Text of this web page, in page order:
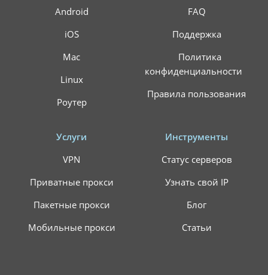
Android
iOS
Mac
Linux
Роутер
FAQ
Поддержка
Политика
конфиденциальности
Правила пользования
Услуги
VPN
Приватные прокси
Пакетные прокси
Мобильные прокси
Инструменты
Статус серверов
Узнать свой IP
Блог
Статьи